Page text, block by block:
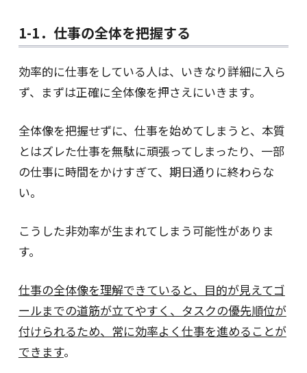
1-1．仕事の全体を把握する
効率的に仕事をしている人は、いきなり詳細に入ら
ず、まずは正確に全体像を押さえにいきます。
全体像を把握せずに、仕事を始めてしまうと、本質
とはズレた仕事を無駄に頑張ってしまったり、一部
の仕事に時間をかけすぎて、期日通りに終わらな
い。
こうした非効率が生まれてしまう可能性がありま
す。
仕事の全体像を理解できていると、目的が見えてゴ
ールまでの道筋が立てやすく、タスクの優先順位が
付けられるため、常に効率よく仕事を進めることが
できます。